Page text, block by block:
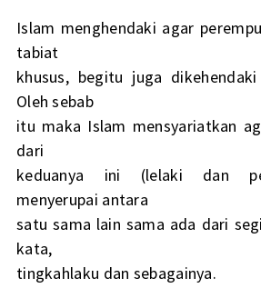
Islam menghendaki agar
tabiat
khusus, begitu juga
Oleh sebab
itu maka Islam mensyariatkan
dari
keduanya ini (lelaki dan
menyerupai antara
satu sama lain sama ada dari
kata,
tingkahlaku dan sebagainya.